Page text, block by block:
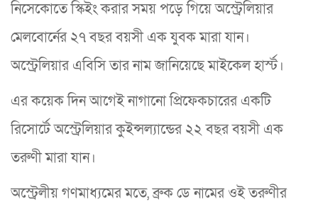
নিসেকোতে স্কিইং করার সময় পড়ে গিয়ে অস্ট্রেলিয়ার
মেলবোর্নের ২৭ বছর বয়সী এক যুবক মারা যান।
অস্ট্রেলিয়ার এবিসি তার নাম জানিয়েছে মাইকেল হার্স্ট।
এর কয়েক দিন আগেই নাগানো প্রিফেকচারের একটি
রিসোর্টে অস্ট্রেলিয়ার কুইন্সল্যান্ডের ২২ বছর বয়সী এক
তরুণী মারা যান।
অস্ট্রেলীয় গণমাধ্যমের মতে, ব্রুক ডে নামের ওই তরুণীর